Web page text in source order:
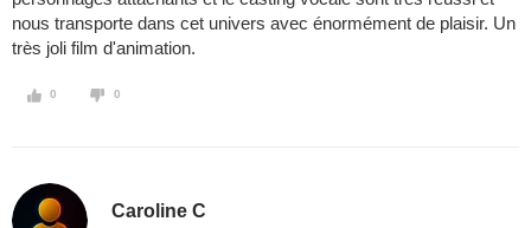
nous transporte dans cet univers avec énormément de plaisir. Un
très joli film d'animation.
0 0
Caroline C